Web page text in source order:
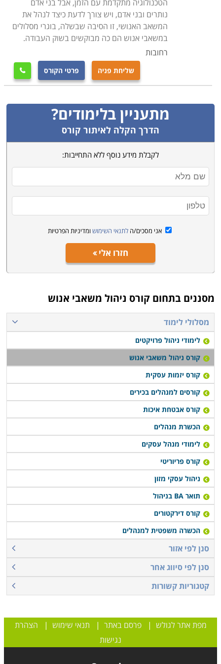
ולתחילתה של קריירה מצליחה ורווחית.
לימודי קורס מנהלי משאבי אנוש מועברים במספר נקודות
לימוד ברחבי הארץ: חיפה, תל אביב, כפר סבא, נתניה ועוד
מקומות רבים נוספים.
הטכנולוגיה מתקדמת עם הזמן, אבל בני אדם
נותרים ובני אדם, ויש צורך לדעת כיצד לנהל את
המשאב האנושי, זו הסיבה שבשלה, בוגרי מסלולים
במשאבי אנוש הם כה מבוקשים בשוק העבודה.
רחובות
שליחת פניה פרטי הקורס 
מתעניין בלימודים?
הדרך הקלה לאיתור קורס
לקבלת מידע נוסף ללא התחייבות:
אני מסכים/ה לתנאי השימוש ומדיניות הפרטיות
חזרו אלי
מסננים בתחום קורס ניהול משאבי אנוש
מסלולי לימוד
לימודי ניהול פרויקטים
קורס ניהול משאבי אנוש
קורס יזמות עסקית
קורסים למנהלים בכירים
קורס אבטחת איכות
הכשרת מנהלים
לימודי מנהל עסקים
קורס פריוריטי
ניהול עסקי מזון
תואר BA בניהול
קורס דירקטורים
הכשרה משפטית למנהלים
סנן לפי אזור
סנן לפי סיווג אחר
קטגוריות קשורות
מפת אתר לגולש |פרסם באתר | תנאי שימוש | הצהרת
נגישות